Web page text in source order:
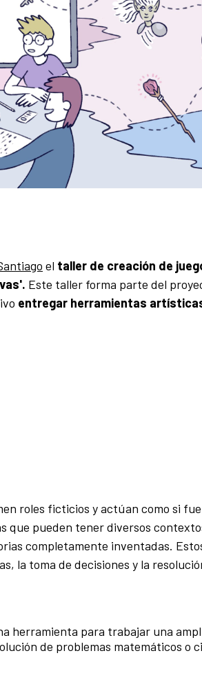
el taller de creación de
Este taller forma parte del
entregar herramientas
roles ficticios y actúan como si
que pueden tener diversos
completamente inventadas.
la toma de decisiones y la
herramienta para trabajar una
de problemas matemáticos o